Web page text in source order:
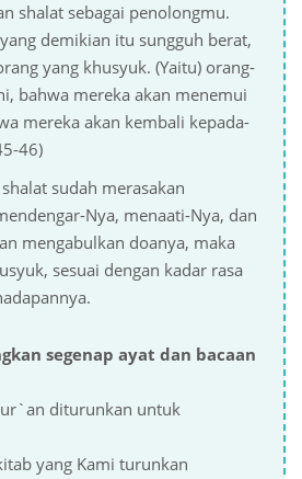
shalat sebagai penolongmu.
demikian itu sungguh berat,
yang khusyuk. (Yaitu) orang-
bahwa mereka akan menemui
mereka akan kembali kepada-
46)
sudah merasakan
Nya, menaati-Nya, dan
mengabulkan doanya, maka
sesuai dengan kadar rasa
segenap ayat dan bacaan
diturunkan untuk
yang Kami turunkan